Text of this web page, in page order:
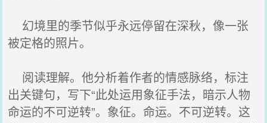
幻境里的季节似乎永远停留在深秋，像一张
被定格的照片。
阅读理解。他分析着作者的情感脉络，标注
出关键句，写下“此处运用象征手法，暗示人物
命运的不可逆转”。象征。命运。不可逆转。这